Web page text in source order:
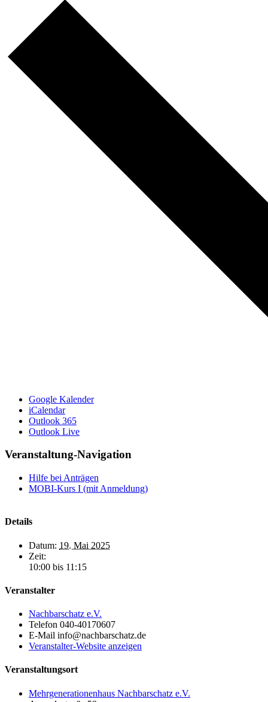
Google Kalender
iCalendar
Outlook 365
Outlook Live
Veranstaltung-Navigation
Hilfe bei Anträgen
MOBI-Kurs I (mit Anmeldung)
Details
Datum: 19. Mai 2025
Zeit:
10:00 bis 11:15
Veranstalter
Nachbarschatz e.V.
Telefon 040-40170607
E-Mail info@nachbarschatz.de
Veranstalter-Website anzeigen
Veranstaltungsort
Mehrgenerationenhaus Nachbarschatz e.V.